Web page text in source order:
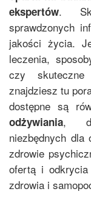
ekspertów.
sprawdzonych
jakości życia.
leczenia,
czy skuteczne
znajdziesz tu
dostępne są
odżywiania,
niezbędnych dla
zdrowie
ofertą i odkrycia
zdrowia i